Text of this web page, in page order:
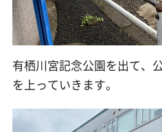
有栖川宮記念公園を出て、
を上っていきます。